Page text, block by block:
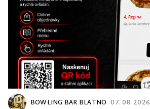
BOWLING BAR BLATNO 07. 08. 2026